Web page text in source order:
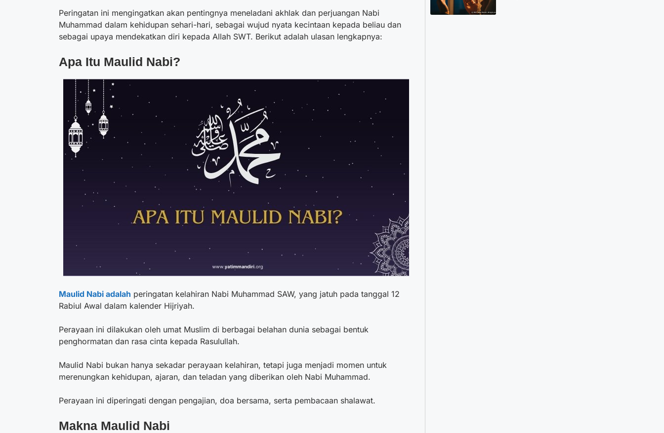
Peringatan ini mengingatkan akan pentingnya meneladani akhlak dan perjuangan Nabi
Muhammad dalam kehidupan sehari-hari, sebagai wujud nyata kecintaan kepada beliau dan
sebagai upaya mendekatkan diri kepada Allah SWT. Berikut adalah ulasan lengkapnya:
Apa Itu Maulid Nabi?
Maulid Nabi adalah peringatan kelahiran Nabi Muhammad SAW, yang jatuh pada tanggal 12
Rabiul Awal dalam kalender Hijriyah.
Perayaan ini dilakukan oleh umat Muslim di berbagai belahan dunia sebagai bentuk
penghormatan dan rasa cinta kepada Rasulullah.
Maulid Nabi bukan hanya sekadar perayaan kelahiran, tetapi juga menjadi momen untuk
merenungkan kehidupan, ajaran, dan teladan yang diberikan oleh Nabi Muhammad.
Perayaan ini diperingati dengan pengajian, doa bersama, serta pembacaan shalawat.
Makna Maulid Nabi